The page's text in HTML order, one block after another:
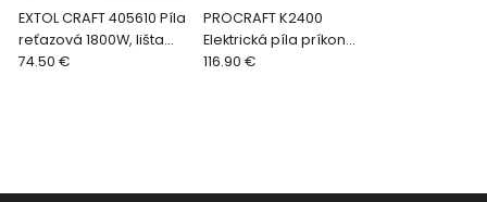
EXTOL CRAFT 405610 Píla
reťazová 1800W, lišta
35cm
74.50 €
PROCRAFT K2400
Elektrická píla príkon
2000W
116.90 €